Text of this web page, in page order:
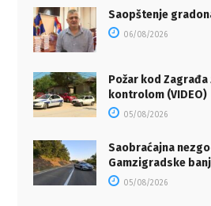
Saopštenje
06/08/2026
Požar kod
kontrolom (VIDEO)
05/08/2026
Saobraćajna
Gamzigradske
05/08/2026